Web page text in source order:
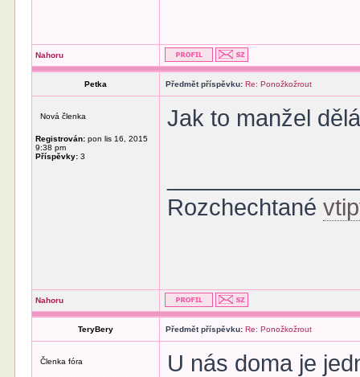
Nahoru
Petka Předmět příspěvku: Re: Ponožkožrout
Nová členka
Registrován: pon lis 16, 2015
9:38 pm
Příspěvky: 3
Jak to manžel
Rozchechtané
Nahoru
TeryBery Předmět příspěvku: Re: Ponožkožrout
Členka fóra
U nás doma je